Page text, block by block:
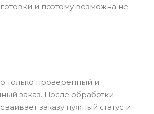
и поэтому возможна не
только проверенный и
заказ. После обработки
заказу нужный статус и